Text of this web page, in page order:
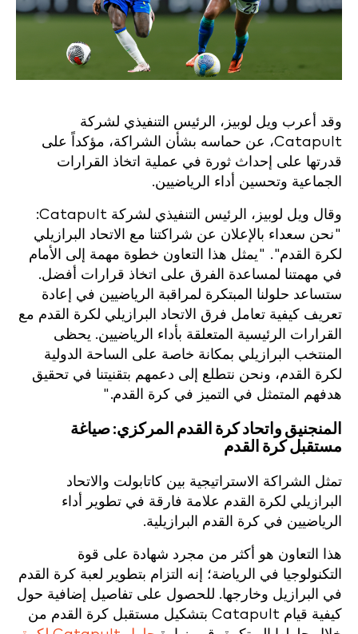
وقد أعرب ويل لوبيز، الرئيس التنفيذي لشركة
Catapult، عن حماسه بشأن الشراكة، مؤكداً على
قدرتها على إحداث ثورة في عملية اتخاذ القرارات
الجماعية وتحسين أداء الرياضيين.
وقال ويل لوبيز، الرئيس التنفيذي لشركة Catapult:
"نحن سعداء بالإعلان عن شراكتنا مع الاتحاد البرازيلي
لكرة القدم". "يمثل هذا التعاون خطوة مهمة إلى الأمام
في مهمتنا لمساعدة الفرق على اتخاذ قرارات أفضل.
ستساعد حلولنا المبتكرة لمراقبة الرياضيين في إعادة
تعريف كيفية تعامل فرق الاتحاد البرازيلي لكرة القدم مع
القرارات الرئيسية المتعلقة بأداء الرياضيين. يحظى
المنتخب البرازيلي بمكانة خاصة على الساحة الدولية
لكرة القدم، ونحن نتطلع إلى دعمهم بتقنيتنا في تحقيق
هدفهم المتمثل في التميز في كرة القدم."
المنجنيق واتحاد كرة القدم المركزي: صياغة
مستقبل كرة القدم
تمثل الشراكة الاستراتيجية بين كاتابولت والاتحاد
البرازيلي لكرة القدم علامة فارقة في تطوير أداء
الرياضيين في كرة القدم البرازيلية.
هذا التعاون هو أكثر من مجرد شهادة على قوة
التكنولوجيا في الرياضة؛ إنه التزام بتطوير لعبة كرة القدم
في البرازيل وخارجها. للحصول على تفاصيل إضافية حول
كيفية قيام Catapult بتشكيل مستقبل كرة القدم من